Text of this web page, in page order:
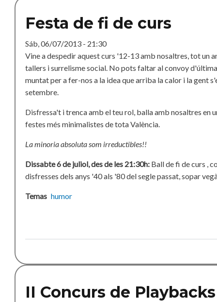
Festa de fi de curs
Sáb, 06/07/2013 - 21:30
Vine a despedir aquest curs '12-13 amb nosaltres, tot un
tallers i surrelisme social. No pots faltar al convoy
muntat per a fer-nos a la idea que arriba la calor i la gent
setembre.
Disfressa't i trenca amb el teu rol, balla amb nosaltres en
festes més minimalistes de tota València.
La minoria absoluta som irreductibles!!
Dissabte 6 de juliol, des de les 21:30h: Ball de fi de curs ,
disfresses dels anys '40 als '80 del segle passat, sopar
Temas humor
II Concurs de Playbacks